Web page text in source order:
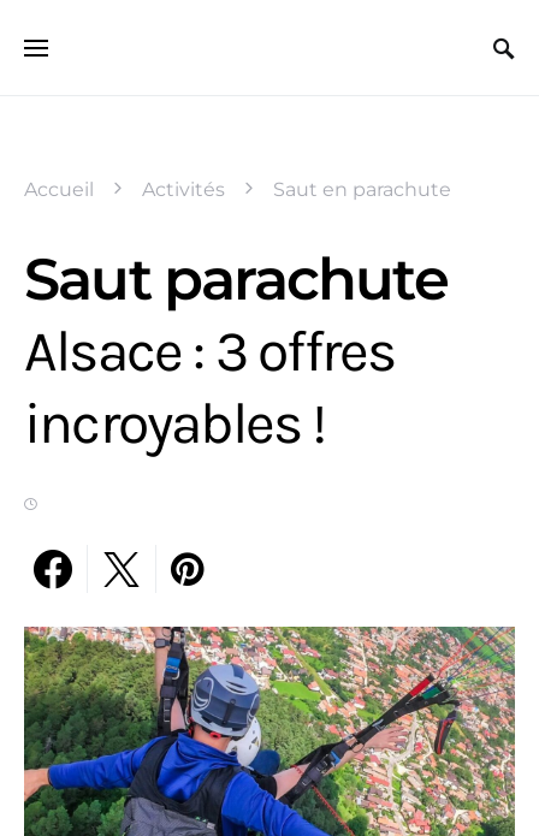
Accueil Activités Saut en parachute
Saut parachute
Alsace : 3 offres
incroyables !